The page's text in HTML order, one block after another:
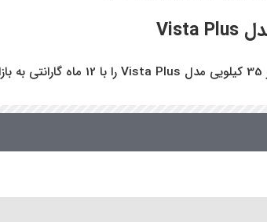
را با 12 ماه گارانتی به بازار عرضه میکند.